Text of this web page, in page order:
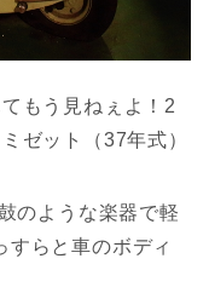
もう見ねぇよ！2
ゼット（37年式）
のような楽器で軽
すらと車のボディ